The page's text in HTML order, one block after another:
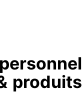
produits